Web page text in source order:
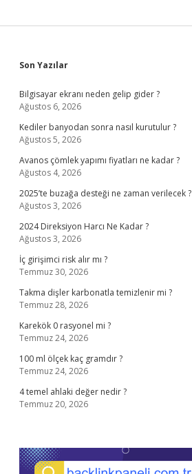
Sidebar
Son Yazılar
Bilgisayar ekranı neden gelip gider ?
Ağustos 6, 2026
Kediler banyodan sonra nasıl kurutulur ?
Ağustos 5, 2026
Avanos çömlek yapımı fiyatları ne kadar ?
Ağustos 4, 2026
2025’te buzağa desteği ne zaman verilecek ?
Ağustos 3, 2026
2024 Direksiyon Harcı Ne Kadar ?
Ağustos 3, 2026
İç girişimci risk alır mı ?
Temmuz 30, 2026
Takma dişler karbonatla temizlenir mi ?
Temmuz 28, 2026
Karekök 0 rasyonel mi ?
Temmuz 24, 2026
100 ml ölçek kaç gramdır ?
Temmuz 24, 2026
4 temel ahlaki değer nedir ?
Temmuz 20, 2026